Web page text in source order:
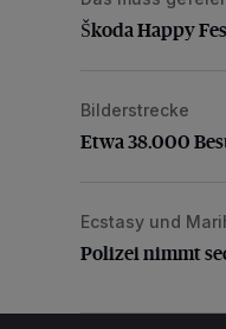
Škoda Happy
Etwa 38.000
Bilderstrecke
Etwa 38.000
Polizei nimmt
Ecstasy und
Polizei nimmt